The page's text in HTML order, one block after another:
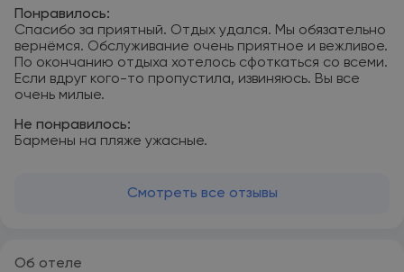
Понравилось:
Спасибо за приятный. Отдых удался. Мы обязательно
вернёмся. Обслуживание очень приятное и вежливое.
По окончанию отдыха хотелось сфоткаться со всеми.
Если вдруг кого-то пропустила, извиняюсь. Вы все
очень милые.
Не понравилось:
Бармены на пляже ужасные.
Смотреть все отзывы
Об отеле